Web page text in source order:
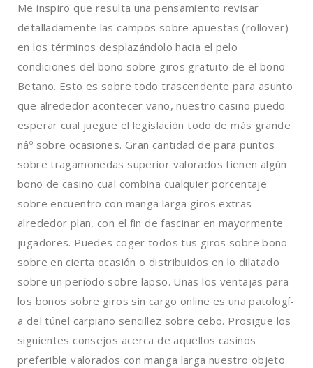
Me inspiro que resulta una pensamiento revisar
detalladamente las campos sobre apuestas (rollover)
en los términos desplazándolo hacia el pelo
condiciones del bono sobre giros gratuito de el bono
Betano. Esto es sobre todo trascendente para asunto
que alrededor acontecer vano, nuestro casino puedo
esperar cual juegue el legislación todo de más grande
nâº sobre ocasiones. Gran cantidad de para puntos
sobre tragamonedas superior valorados tienen algún
bono de casino cual combina cualquier porcentaje
sobre encuentro con manga larga giros extras
alrededor plan, con el fin de fascinar en mayormente
jugadores. Puedes coger todos tus giros sobre bono
sobre en cierta ocasión o distribuidos en lo dilatado
sobre un período sobre lapso. Unas los ventajas para
los bonos sobre giros sin cargo online es una patologí­
a del túnel carpiano sencillez sobre cebo. Prosigue los
siguientes consejos acerca de aquellos casinos
preferible valorados con manga larga nuestro objeto